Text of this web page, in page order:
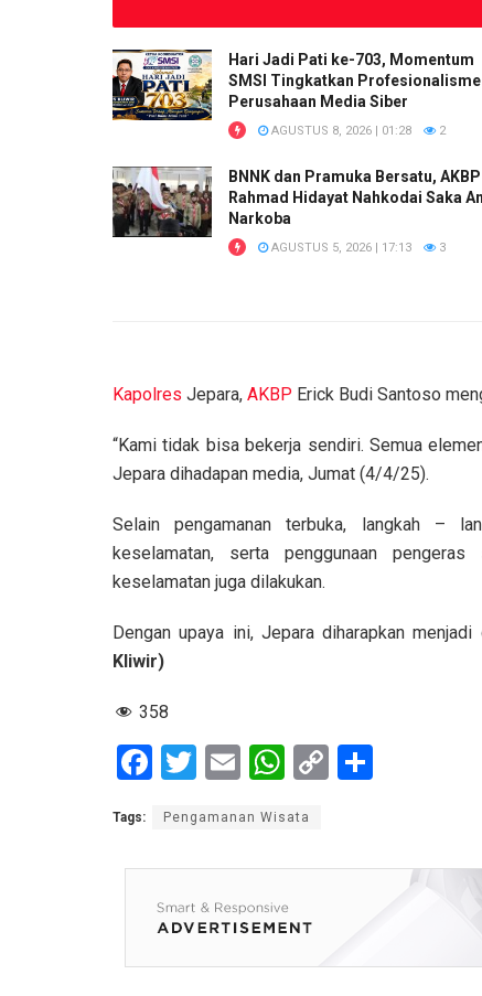
Hari Jadi Pati ke-703, Momentum
SMSI Tingkatkan Profesionalisme
Perusahaan Media Siber
AGUSTUS 8, 2026 | 01:28 2
BNNK dan Pramuka Bersatu, AKBP
Rahmad Hidayat Nahkodai Saka
Narkoba
AGUSTUS 5, 2026 | 17:13 3
Kapolres Jepara, AKBP Erick Budi Santoso
“Kami tidak bisa bekerja sendiri. Semua
Jepara dihadapan media, Jumat (4/4/25).
Selain pengamanan terbuka, langkah –
keselamatan, serta penggunaan
keselamatan juga dilakukan.
Dengan upaya ini, Jepara diharapkan
Kliwir)
358
F
ce
b
o
o
k
T
tt
er
E
ail
W
at
s
A
p
p
C
Li e
Tags: Pengamanan Wisata